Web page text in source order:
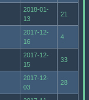
2018-01-
13
21
2017-12-
16
4
2017-12-
15
33
2017-12-
03
28